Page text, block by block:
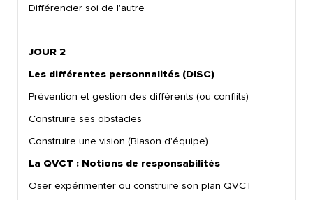
Différencier soi de l'autre
JOUR 2
Les différentes personnalités (DISC)
Prévention et gestion des différents (ou conflits)
Construire ses obstacles
Construire une vision (Blason d'équipe)
La QVCT : Notions de responsabilités
Oser expérimenter ou construire son plan QVCT